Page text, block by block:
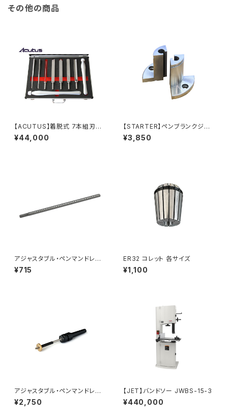
その他の商品
【ACUTUS】着脱式 7本組刃物
＋2ハンドルセット
¥44,000
【STARTER】ペンブランクジョ
ー 100mmチャックV2用
¥3,850
アジャスタブル・ペンマンドレル
用 軸棒
¥715
ER32 コレット 各サイズ
¥1,100
アジャスタブル・ペンマンドレル
MT2（長さ調節式）ペン製作用
マンドレル
¥2,750
【JET】バンドソー JWBS-15-3
¥440,000